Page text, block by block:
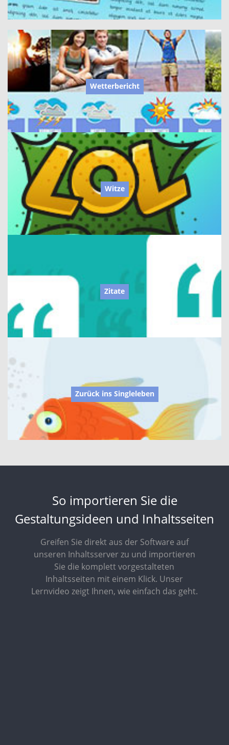
Wetterbericht
Witze
Zitate
Zurück ins Singleleben
So importieren Sie die
Gestaltungsideen und Inhaltsseiten
Greifen Sie direkt aus der Software auf
unseren Inhaltsserver zu und importieren
Sie die komplett vorgestalteten
Inhaltsseiten mit einem Klick. Unser
Lernvideo zeigt Ihnen, wie einfach das geht.